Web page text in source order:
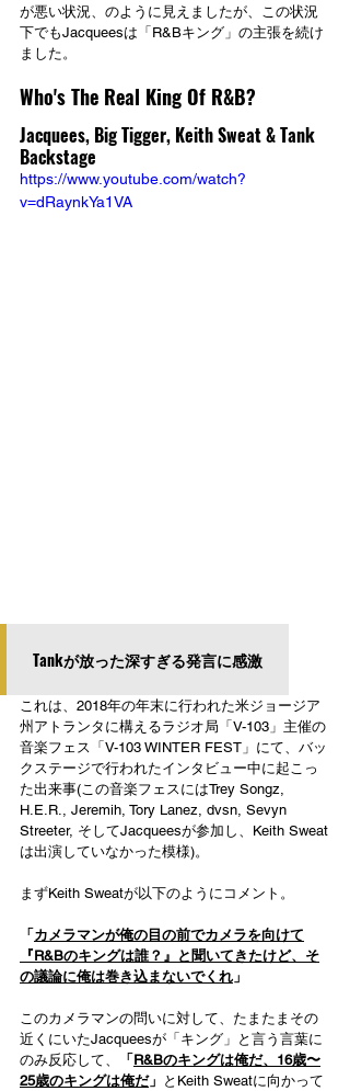
が悪い状況、のように見えましたが、この状況
下でもJacqueesは「R&Bキング」の主張を続け
ました。
Who's The Real King Of R&B?
Jacquees, Big Tigger, Keith Sweat & Tank
Backstage
https://www.youtube.com/watch?
v=dRaynkYa1VA
Tankが放った深すぎる発言に感激
これは、2018年の年末に行われた米ジョージア
州アトランタに構えるラジオ局「V-103」主催の
音楽フェス「V-103 WINTER FEST」にて、バッ
クステージで行われたインタビュー中に起こっ
た出来事(この音楽フェスにはTrey Songz,
H.E.R., Jeremih, Tory Lanez, dvsn, Sevyn
Streeter, そしてJacqueesが参加し、Keith Sweat
は出演していなかった模様)。
まずKeith Sweatが以下のようにコメント。
「カメラマンが俺の目の前でカメラを向けて
『R&Bのキングは誰？』と聞いてきたけど、そ
の議論に俺は巻き込まないでくれ 」
このカメラマンの問いに対して、たまたまその
近くにいたJacqueesが「キング」と言う言葉に
のみ反応して、
「R&Bのキングは俺だ、16歳〜
25歳のキングは俺だ」 とKeith Sweatに向かって